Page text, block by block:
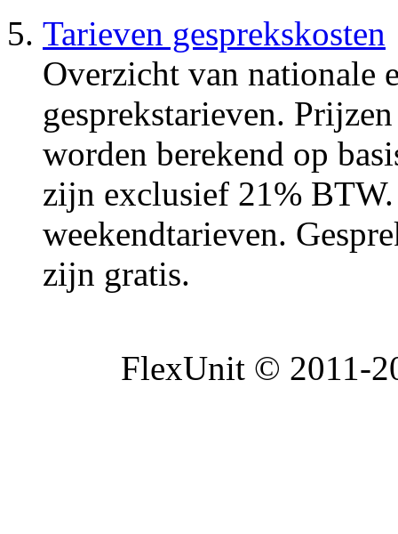
Tarieven gesprekskosten
Overzicht van nationale
gesprekstarieven.
worden berekend op
zijn exclusief 21%
weekendtarieven.
zijn gratis.
FlexUnit © 2011-